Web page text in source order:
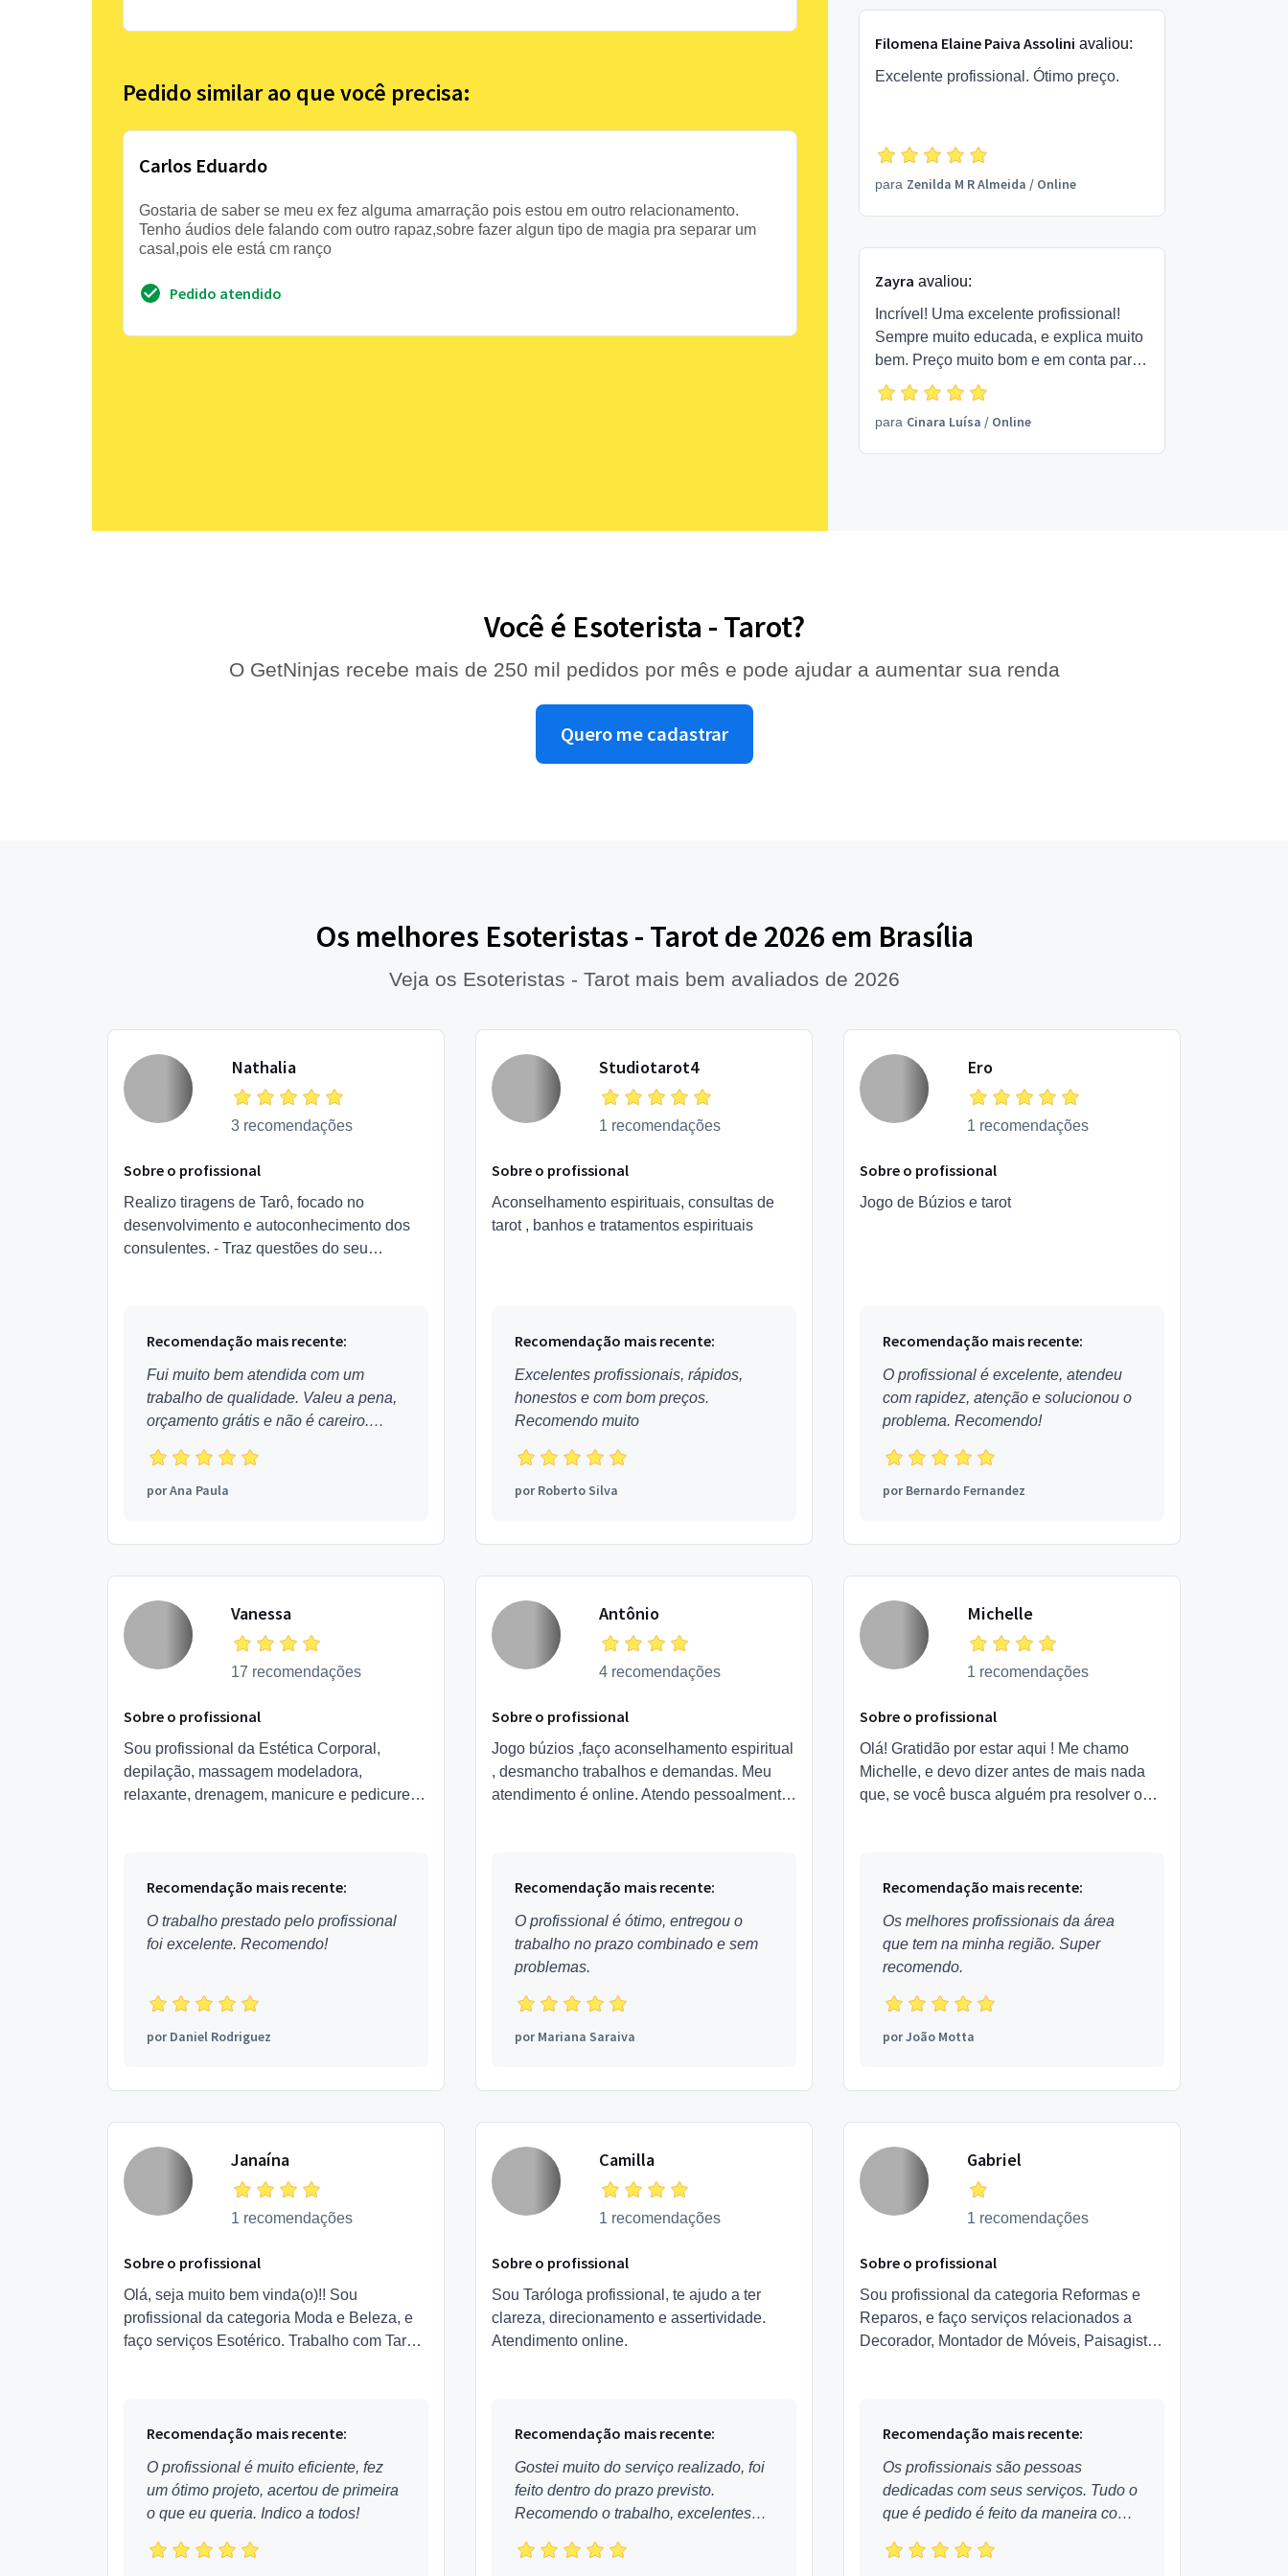
Pedido similar ao que você precisa:
Carlos Eduardo
Gostaria de saber se meu ex fez alguma amarração pois estou em outro relacionamento.
Tenho áudios dele falando com outro rapaz,sobre fazer algun tipo de magia pra separar um
casal,pois ele está cm ranço
Pedido atendido
Filomena Elaine Paiva Assolini avaliou:
Excelente profissional. Ótimo preço.
para Zenilda M R Almeida / Online
Zayra avaliou:
Incrível! Uma excelente profissional!
Sempre muito educada, e explica muito
bem. Preço muito bom e em conta para
a qualidade do serviço extraordinária.
Recomendo muito.
para Cinara Luísa / Online
Você é Esoterista - Tarot?
O GetNinjas recebe mais de 250 mil pedidos por mês e pode ajudar a aumentar sua renda
Quero me cadastrar
Os melhores Esoteristas - Tarot de 2026 em Brasília
Veja os Esoteristas - Tarot mais bem avaliados de 2026
Nathalia
3 recomendações
Sobre o profissional
Realizo tiragens de Tarô, focado no
desenvolvimento e autoconhecimento dos
consulentes. - Traz questões do seu
Recomendação mais recente:
Fui muito bem atendida com um
trabalho de qualidade. Valeu a pena,
orçamento grátis e não é careiro.
porAna Paula
Studiotarot4
1 recomendações
Sobre o profissional
Aconselhamento espirituais, consultas de
tarot , banhos e tratamentos espirituais
Recomendação mais recente:
Excelentes profissionais, rápidos,
honestos e com bom preços.
Recomendo muito
porRoberto Silva
Ero
1 recomendações
Sobre o profissional
Jogo de Búzios e tarot
Recomendação mais recente:
O profissional é excelente, atendeu
com rapidez, atenção e solucionou o
problema. Recomendo!
porBernardo Fernandez
Vanessa
17 recomendações
Sobre o profissional
Sou profissional da Estética Corporal,
depilação, massagem modeladora,
relaxante, drenagem, manicure e pedicure.
Recomendação mais recente:
O trabalho prestado pelo profissional
foi excelente. Recomendo!
porDaniel Rodriguez
Antônio
4 recomendações
Sobre o profissional
Jogo búzios ,faço aconselhamento espiritual
, desmancho trabalhos e demandas. Meu
atendimento é online. Atendo pessoalmente
Recomendação mais recente:
O profissional é ótimo, entregou o
trabalho no prazo combinado e sem
problemas.
porMariana Saraiva
Michelle
1 recomendações
Sobre o profissional
Olá! Gratidão por estar aqui ! Me chamo
Michelle, e devo dizer antes de mais nada
que, se você busca alguém pra resolver os
Recomendação mais recente:
Os melhores profissionais da área
que tem na minha região. Super
recomendo.
porJoão Motta
Janaína
1 recomendações
Sobre o profissional
Olá, seja muito bem vinda(o)!! Sou
profissional da categoria Moda e Beleza, e
faço serviços Esotérico. Trabalho com Tarot
Recomendação mais recente:
O profissional é muito eficiente, fez
um ótimo projeto, acertou de primeira
o que eu queria. Indico a todos!
Camilla
1 recomendações
Sobre o profissional
Sou Taróloga profissional, te ajudo a ter
clareza, direcionamento e assertividade.
Atendimento online.
Recomendação mais recente:
Gostei muito do serviço realizado, foi
feito dentro do prazo previsto.
Recomendo o trabalho, excelentes
Gabriel
1 recomendações
Sobre o profissional
Sou profissional da categoria Reformas e
Reparos, e faço serviços relacionados a
Decorador, Montador de Móveis, Paisagista,
Recomendação mais recente:
Os profissionais são pessoas
dedicadas com seus serviços. Tudo o
que é pedido é feito da maneira como